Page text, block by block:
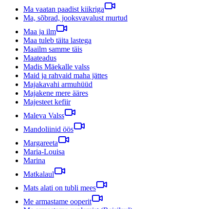
Ma vaatan paadist kiikriga
Ma, sõbrad, jooksvavalust murtud
Maa ja ilm
Maa tuleb täita lastega
Maailm samme täis
Maateadus
Madis Mäekalle valss
Maid ja rahvaid maha jättes
Majakavahi armuhüüd
Majakene mere ääres
Majesteet kefiir
Maleva Valss
Mandoliinid öös
Margareeta
Maria-Louisa
Marina
Matkalaul
Mats alati on tubli mees
Me armastame ooperit